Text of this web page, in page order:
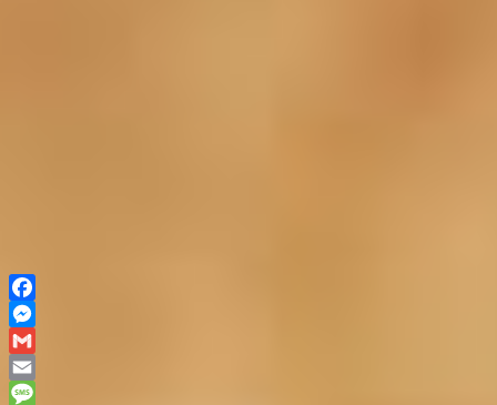
Facebook
Messenger
Gmail
Email